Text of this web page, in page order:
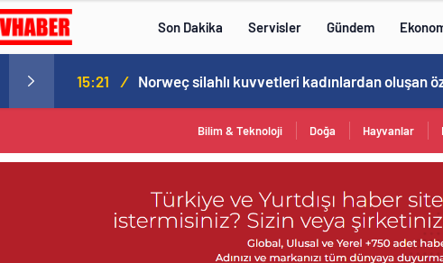
Son Dakika Servisler Gündem
15:21 /
Bilim & Teknoloji Doğa Hayvanlar